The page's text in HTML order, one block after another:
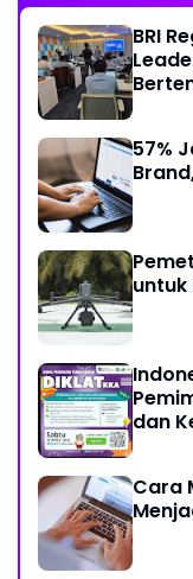
BRI
57%
untuk
dan
Cara